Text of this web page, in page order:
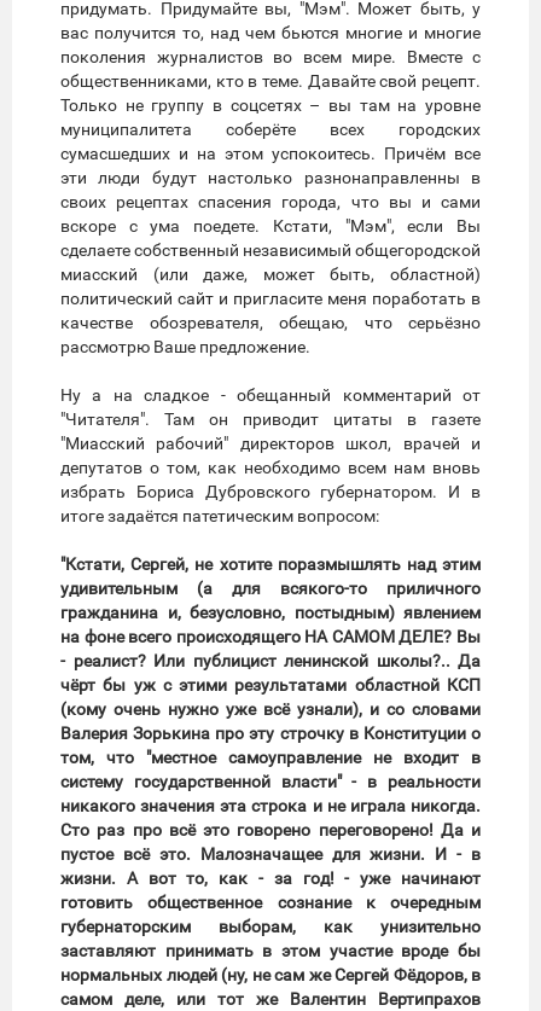
придумать. Придумайте вы, "Мэм". Может быть, у
вас получится то, над чем бьются многие и многие
поколения журналистов во всем мире. Вместе с
общественниками, кто в теме. Давайте свой рецепт.
Только не группу в соцсетях – вы там на уровне
муниципалитета соберёте всех городских
сумасшедших и на этом успокоитесь. Причём все
эти люди будут настолько разнонаправленны в
своих рецептах спасения города, что вы и сами
вскоре с ума поедете. Кстати, "Мэм", если Вы
сделаете собственный независимый общегородской
миасский (или даже, может быть, областной)
политический сайт и пригласите меня поработать в
качестве обозревателя, обещаю, что серьёзно
рассмотрю Ваше предложение.
Ну а на сладкое - обещанный комментарий от
"Читателя". Там он приводит цитаты в газете
"Миасский рабочий" директоров школ, врачей и
депутатов о том, как необходимо всем нам вновь
избрать Бориса Дубровского губернатором. И в
итоге задаётся патетическим вопросом:
"Кстати, Сергей, не хотите поразмышлять над этим
удивительным (а для всякого-то приличного
гражданина и, безусловно, постыдным) явлением
на фоне всего происходящего НА САМОМ ДЕЛЕ? Вы
- реалист? Или публицист ленинской школы?.. Да
чёрт бы уж с этими результатами областной КСП
(кому очень нужно уже всё узнали), и со словами
Валерия Зорькина про эту строчку в Конституции о
том, что "местное самоуправление не входит в
систему государственной власти" - в реальности
никакого значения эта строка и не играла никогда.
Сто раз про всё это говорено переговорено! Да и
пустое всё это. Малозначащее для жизни. И - в
жизни. А вот то, как - за год! - уже начинают
готовить общественное сознание к очередным
губернаторским выборам, как унизительно
заставляют принимать в этом участие вроде бы
нормальных людей (ну, не сам же Сергей Фёдоров, в
самом деле, или тот же Валентин Вертипрахов